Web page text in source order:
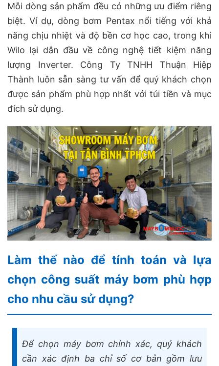
Mỗi dòng sản phẩm đều có những ưu điểm riêng
biệt. Ví dụ, dòng bơm Pentax nổi tiếng với khả
năng chịu nhiệt và độ bền cơ học cao, trong khi
Wilo lại dẫn đầu về công nghệ tiết kiệm năng
lượng Inverter. Công Ty TNHH Thuận Hiệp
Thành luôn sẵn sàng tư vấn để quý khách chọn
được sản phẩm phù hợp nhất với túi tiền và mục
đích sử dụng.
Làm thế nào để tính toán và lựa
chọn công suất máy bơm phù hợp
cho nhu cầu sử dụng?
Để chọn máy bơm chính xác, quý khách
cần xác định ba chỉ số cơ bản gồm lưu